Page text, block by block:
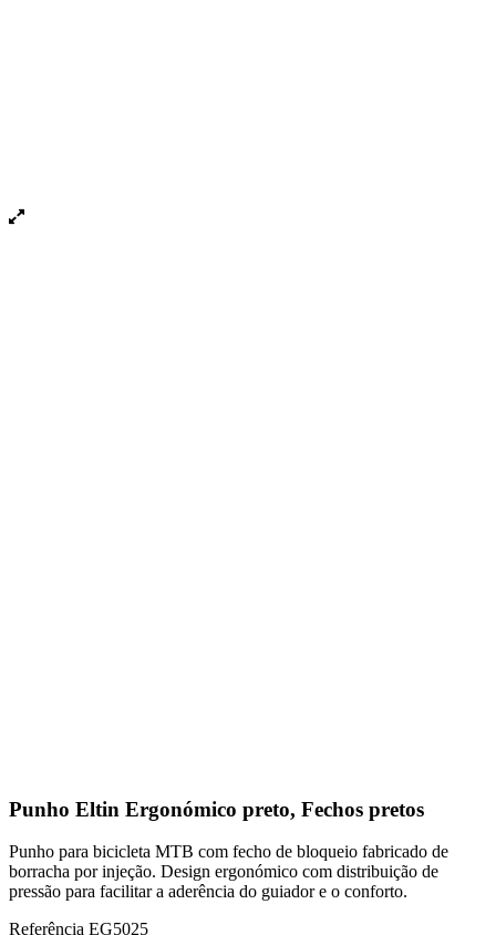
Punho Eltin Ergonómico preto, Fechos pretos
Punho para bicicleta MTB com fecho de bloqueio fabricado de
borracha por injeção. Design ergonómico com distribuição de
pressão para facilitar a aderência do guiador e o conforto.
Referência EG5025